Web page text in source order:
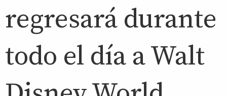
regresará durante
todo el día a Walt